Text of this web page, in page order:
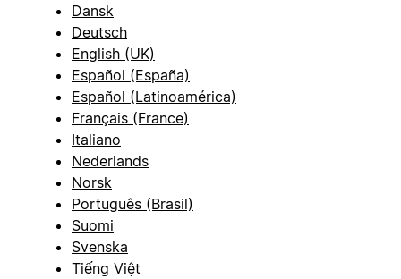
Dansk
Deutsch
English (UK)
Español (España)
Español (Latinoamérica)
Français (France)
Italiano
Nederlands
Norsk
Português (Brasil)
Suomi
Svenska
Tiếng Việt